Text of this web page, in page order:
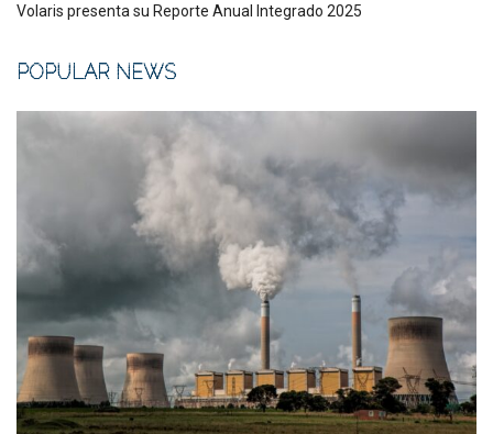
Volaris presenta su Reporte Anual Integrado 2025
POPULAR NEWS